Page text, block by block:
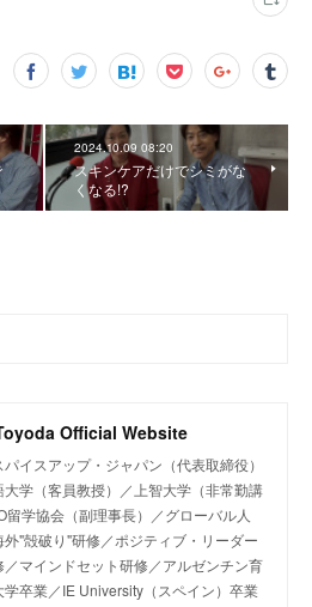
2024.10.09 08:20
スキンケアだけでシミがな
くなる!?
Official Website
イスアップ・ジャパン（代表取締役）
大学（客員教授）／上智大学（非常勤講
留学協会（副理事長）／グローバル人
"殻破り"研修／ポジティブ・リーダー
／マインドセット研修／アルゼンチン育
学卒業／IE University（スペイン）卒業